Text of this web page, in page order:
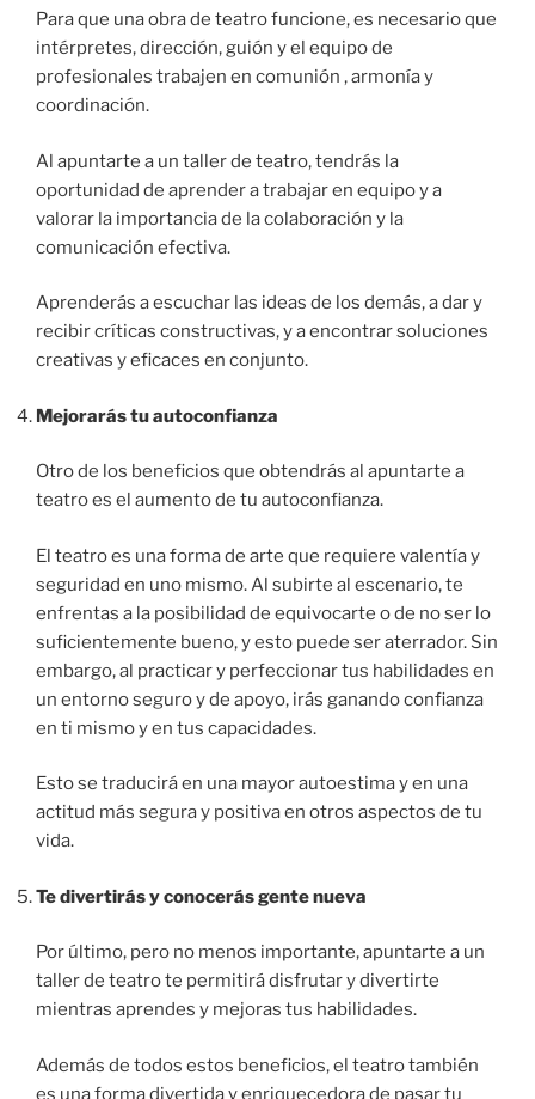
Para que una obra de teatro funcione, es necesario que
intérpretes, dirección, guión y el equipo de
profesionales trabajen en comunión , armonía y
coordinación.
Al apuntarte a un taller de teatro, tendrás la
oportunidad de aprender a trabajar en equipo y a
valorar la importancia de la colaboración y la
comunicación efectiva.
Aprenderás a escuchar las ideas de los demás, a dar y
recibir críticas constructivas, y a encontrar soluciones
creativas y eficaces en conjunto.
Mejorarás tu autoconfianza
Otro de los beneficios que obtendrás al apuntarte a
teatro es el aumento de tu autoconfianza.
El teatro es una forma de arte que requiere valentía y
seguridad en uno mismo. Al subirte al escenario, te
enfrentas a la posibilidad de equivocarte o de no ser lo
suficientemente bueno, y esto puede ser aterrador. Sin
embargo, al practicar y perfeccionar tus habilidades en
un entorno seguro y de apoyo, irás ganando confianza
en ti mismo y en tus capacidades.
Esto se traducirá en una mayor autoestima y en una
actitud más segura y positiva en otros aspectos de tu
vida.
Te divertirás y conocerás gente nueva
Por último, pero no menos importante, apuntarte a un
taller de teatro te permitirá disfrutar y divertirte
mientras aprendes y mejoras tus habilidades.
Además de todos estos beneficios, el teatro también
es una forma divertida y enriquecedora de pasar tu